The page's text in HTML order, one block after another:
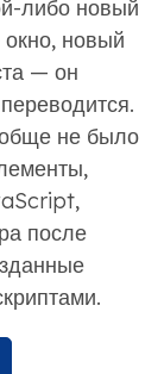
либо новый
новый
— он
не было
после